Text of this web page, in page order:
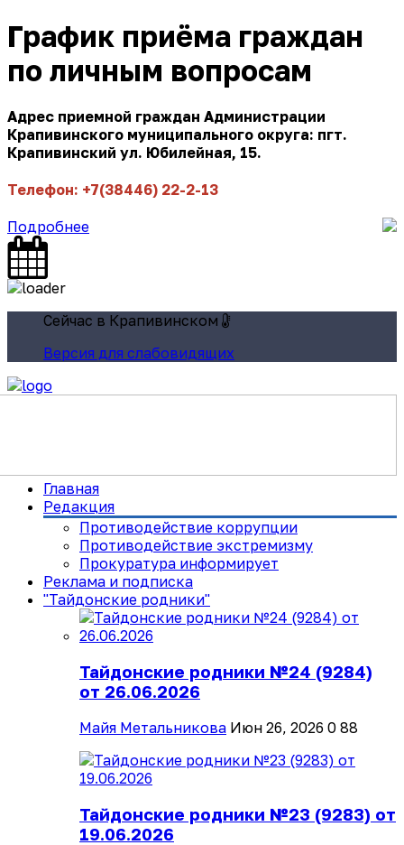
График приёма граждан
по личным вопросам
Адрес приемной граждан Администрации
Крапивинского муниципального округа: пгт.
Крапивинский ул. Юбилейная, 15.
Телефон: +7(38446) 22-2-13
Подробнее
Сейчас в Крапивинском
Версия для слабовидящих
Главная
Редакция
Противодействие коррупции
Противодействие экстремизму
Прокуратура информирует
Реклама и подписка
"Тайдонские родники"
Тайдонские родники №24 (9284)
от 26.06.2026
Майя Метальникова Июн 26, 2026 0 88
Тайдонские родники №23 (9283) от
19.06.2026